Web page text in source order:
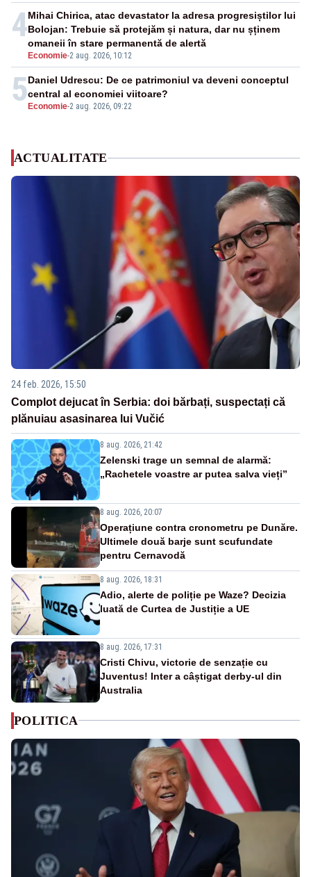
4
Economie-2 aug. 2026, 10:12
Mihai Chirica, atac devastator la adresa progresiștilor lui
Bolojan: Trebuie să protejăm și natura, dar nu șținem
omaneii în stare permanentă de alertă
5 Economie-2 aug. 2026, 09:22
Daniel Udrescu: De ce patrimoniul va deveni conceptul
central al economiei viitoare?
ACTUALITATE
24 feb. 2026, 15:50
Complot dejucat în Serbia: doi bărbați, suspectați că
plănuiau asasinarea lui Vučić
8 aug. 2026, 21:42
Zelenski trage un semnal de alarmă:
„Rachetele voastre ar putea salva vieți”
8 aug. 2026, 20:07
Operațiune contra cronometru pe Dunăre.
Ultimele două barje sunt scufundate
pentru Cernavodă
8 aug. 2026, 18:31
Adio, alerte de poliție pe Waze? Decizia
luată de Curtea de Justiție a UE
8 aug. 2026, 17:31
Cristi Chivu, victorie de senzație cu
Juventus! Inter a câștigat derby-ul din
Australia
POLITICA